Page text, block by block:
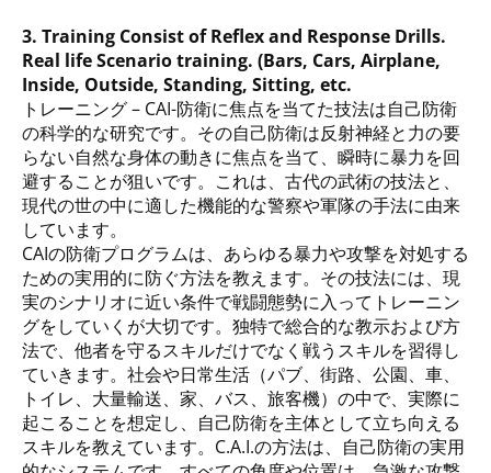
3. Training Consist of Reflex and Response Drills.
Real life Scenario training. (Bars, Cars, Airplane,
Inside, Outside, Standing, Sitting, etc.
トレーニング – CAI-防衛に焦点を当てた技法は自己防衛
の科学的な研究です。その自己防衛は反射神経と力の要
らない自然な身体の動きに焦点を当て、瞬時に暴力を回
避することが狙いです。これは、古代の武術の技法と、
現代の世の中に適した機能的な警察や軍隊の手法に由来
しています。
CAIの防衛プログラムは、あらゆる暴力や攻撃を対処する
ための実用的に防ぐ方法を教えます。その技法には、現
実のシナリオに近い条件で戦闘態勢に入ってトレーニン
グをしていくが大切です。独特で総合的な教示および方
法で、他者を守るスキルだけでなく戦うスキルを習得し
ていきます。社会や日常生活（パブ、街路、公園、車、
トイレ、大量輸送、家、バス、旅客機）の中で、実際に
起こることを想定し、自己防衛を主体として立ち向える
スキルを教えています。C.A.I.の方法は、自己防衛の実用